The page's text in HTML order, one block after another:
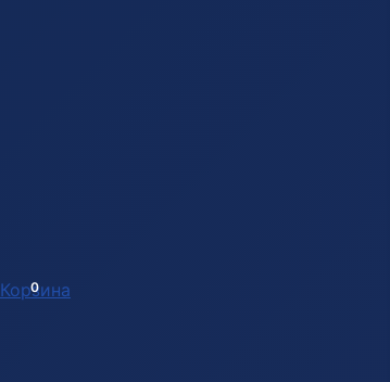
0
Корзина